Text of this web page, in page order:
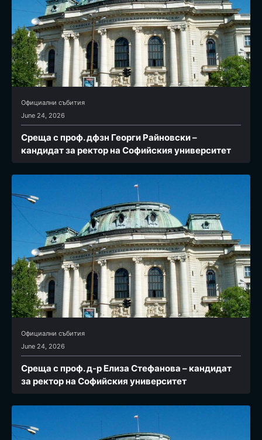
Официални събития
June 24, 2026
Среща с проф. дфзн Георги Райновски –
кандидат за ректор на Софийския университет
Официални събития
June 24, 2026
Среща с проф. д-р Елиза Стефанова – кандидат
за ректор на Софийския университет